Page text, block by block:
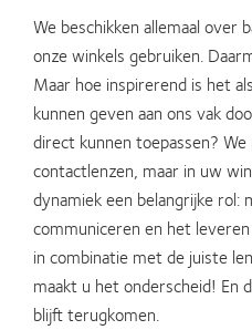
We beschikken allemaal over
onze winkels gebruiken.
Maar hoe inspirerend is het
kunnen geven aan ons vak
direct kunnen toepassen?
contactlenzen, maar in uw
dynamiek een belangrijke rol:
communiceren en het
in combinatie met de juiste
maakt u het onderscheid! En
blijft terugkomen.